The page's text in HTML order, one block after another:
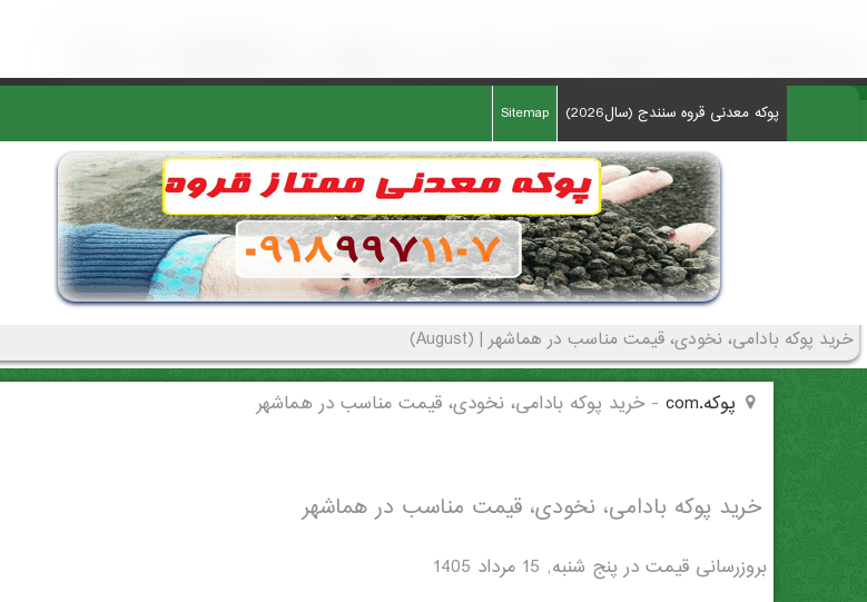
پوکه معدنی قروه سنندج (سال2026) Sitemap
خرید پوکه بادامی، نخودی، قیمت مناسب در هماشهر | (August)
پوکه.com -خرید پوکه بادامی، نخودی، قیمت مناسب در هماشهر
خرید پوکه بادامی، نخودی، قیمت مناسب در هماشهر
بروزرسانی قیمت در پنج شنبه, 15 مرداد 1405